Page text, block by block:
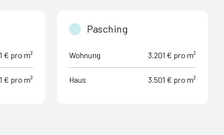
€ pro m²
€ pro m²
Pasching
Wohnung 3.201 € pro m²
Haus 3.501 € pro m²